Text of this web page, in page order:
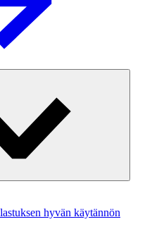
hyvän käytännön